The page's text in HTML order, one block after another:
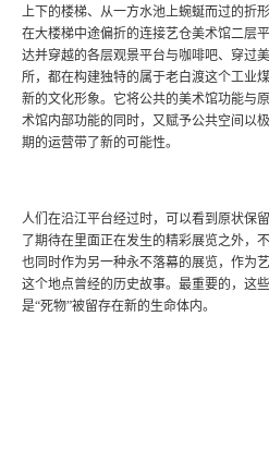
上下的楼梯、从一方水池上蜿蜒而过的折
在大楼梯中途偏折的连接艺仓美术馆二层
达并穿越的各层观景平台与咖啡吧、穿过
所，都在构建独特的属于老白渡这个工业
新的文化形象。它将公共的美术馆功能与
术馆内部功能的同时，又赋予公共空间以
期的运营带了新的可能性。
人们在沿江平台经过时，可以看到原状保
了期待在里面正在发生的精彩展览之外，
也同时作为另一种永不落幕的展览，作为
这个地点曾经的历史故事。最重要的，这
是“死物”被留存在新的生命体内。